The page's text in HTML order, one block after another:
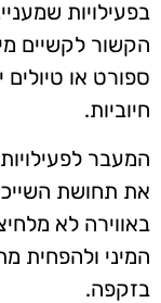
בפעילויות
הקשור לקשיים
ספורט או טיולים
חיוביות.
המעבר
את תחושת
באווירה לא
המיני ולהפחית
בזקפה.